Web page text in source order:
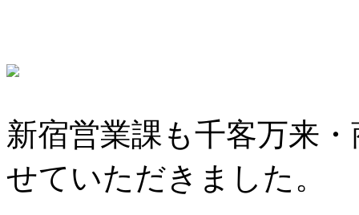
新宿営業課も千客万来
せていただきました。